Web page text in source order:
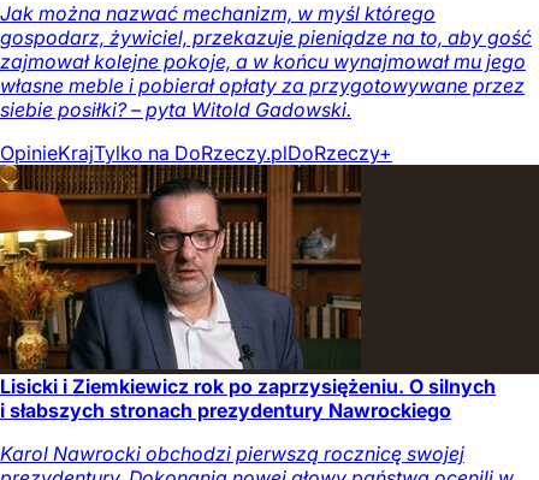
Jak można nazwać mechanizm, w myśl którego
gospodarz, żywiciel, przekazuje pieniądze na to, aby gość
zajmował kolejne pokoje, a w końcu wynajmował mu jego
własne meble i pobierał opłaty za przygotowywane przez
siebie posiłki? – pyta Witold Gadowski.
OpinieKrajTylko na DoRzeczy.plDoRzeczy+
Lisicki i Ziemkiewicz rok po zaprzysiężeniu. O silnych
i słabszych stronach prezydentury Nawrockiego
Karol Nawrocki obchodzi pierwszą rocznicę swojej